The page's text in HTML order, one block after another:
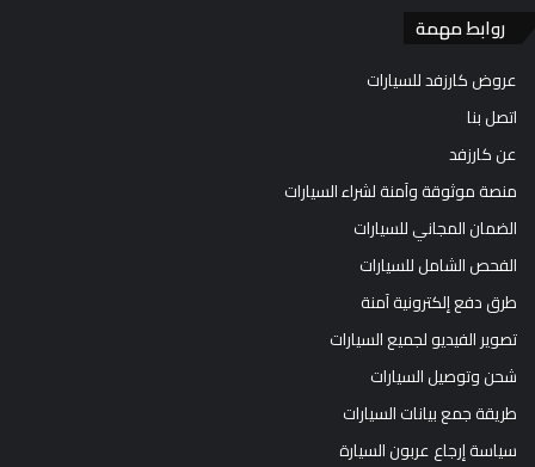
روابط مهمة
عروض كارزفد للسيارات
اتصل بنا
عن كارزفد
منصة موثوقة وآمنة لشراء السيارات
الضمان المجاني للسيارات
الفحص الشامل للسيارات
طرق دفع إلكترونية آمنة
تصوير الفيديو لجميع السيارات
شحن وتوصيل السيارات
طريقة جمع بيانات السيارات
سياسة إرجاع عربون السيارة